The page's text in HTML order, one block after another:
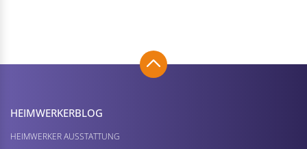
HEIMWERKER­BLOG
HEIMWERKER AUSSTATTUNG